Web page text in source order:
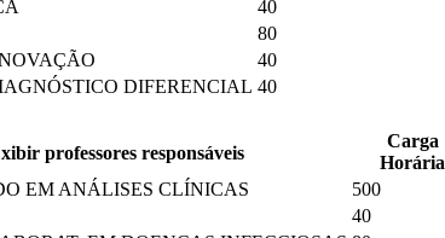
40
80
40
DIFERENCIAL 40
professores responsáveis
Carga
Horária
EM ANÁLISES CLÍNICAS
500
40